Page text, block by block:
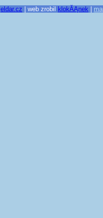
eldar.cz | web zrobil klokĂĄnek